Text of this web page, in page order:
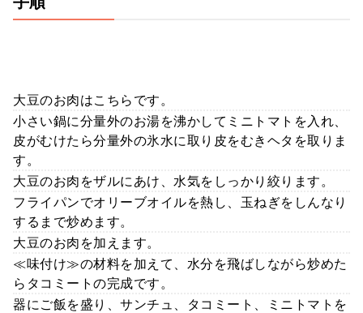
大豆のお肉はこちらです。
小さい鍋に分量外のお湯を沸かしてミニトマトを入れ、
皮がむけたら分量外の氷水に取り皮をむきヘタを取りま
す。
大豆のお肉をザルにあけ、水気をしっかり絞ります。
フライパンでオリーブオイルを熱し、玉ねぎをしんなり
するまで炒めます。
大豆のお肉を加えます。
≪味付け≫の材料を加えて、水分を飛ばしながら炒めた
らタコミートの完成です。
器にご飯を盛り、サンチュ、タコミート、ミニトマトを